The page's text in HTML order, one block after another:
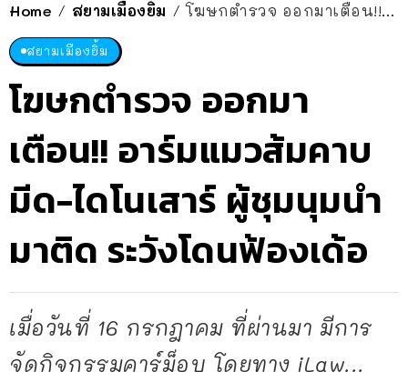
Home / สยามเมืองยิ้ม / โฆษกตำรวจ ออกมาเตือน!! อาร์มแมวส้มคาบมีด-ไดโนเสาร์ ผู้ชุมนุมนำมาติด ระวังโดนฟ้องเด้อ
สยามเมืองยิ้ม
โฆษกตำรวจ ออกมา
เตือน!! อาร์มแมวส้มคาบ
มีด-ไดโนเสาร์ ผู้ชุมนุมนำ
มาติด ระวังโดนฟ้องเด้อ
เมื่อวันที่ 16 กรกฎาคม ที่ผ่านมา มีการ
จัดกิจกรรมคาร์ม็อบ โดยทาง iLaw...